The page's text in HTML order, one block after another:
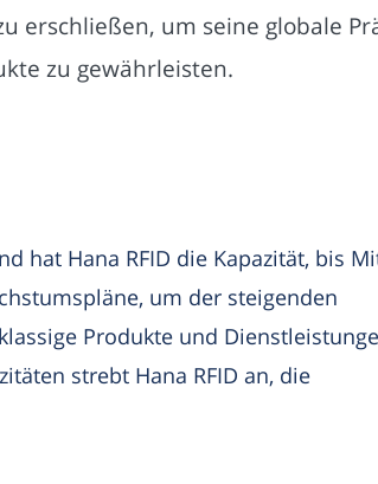
erschließen, um seine globale
zu gewährleisten.
hat Hana RFID die Kapazität, bis
um der steigenden
Produkte und
strebt Hana RFID an, die